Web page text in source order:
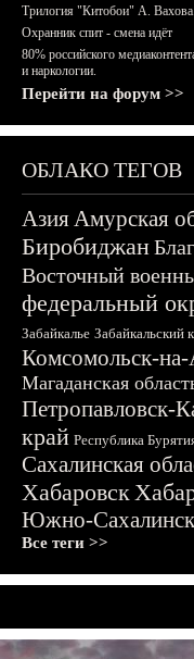
Трилогия "Китобои" А. Вахова.
Охранник спит - смена идёт
80% российского
и наркологии.
Перейти на форум >>
ОБЛАКО ТЕГОВ
АзияАмурская
Биробиджан
Восточный
федеральный
Забайкалье Забайкальский
Комсомольск-
Магаданская
Петропавловск-
край Республика
Сахалинская
Хабаровск
Южно-Сахалинск
Все теги >>